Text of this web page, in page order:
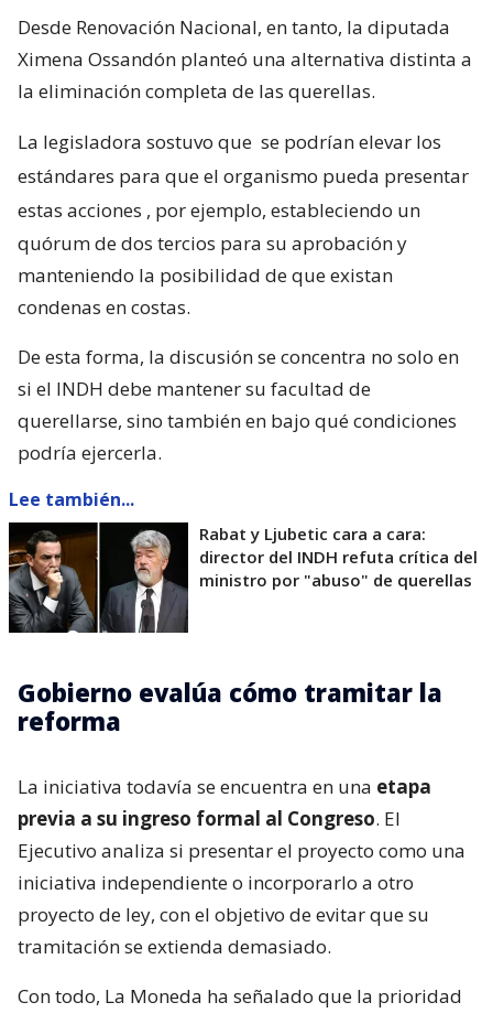
Desde Renovación Nacional, en tanto, la diputada
Ximena Ossandón planteó una alternativa distinta a
la eliminación completa de las querellas.
La legisladora sostuvo que se podrían elevar los
estándares para que el organismo pueda presentar
estas acciones , por ejemplo, estableciendo un
quórum de dos tercios para su aprobación y
manteniendo la posibilidad de que existan
condenas en costas.
De esta forma, la discusión se concentra no solo en
si el INDH debe mantener su facultad de
querellarse, sino también en bajo qué condiciones
podría ejercerla.
Lee también...
Rabat y Ljubetic cara a cara:
director del INDH refuta crítica del
ministro por "abuso" de querellas
Gobierno evalúa cómo tramitar la
reforma
La iniciativa todavía se encuentra en una etapa
previa a su ingreso formal al Congreso. El
Ejecutivo analiza si presentar el proyecto como una
iniciativa independiente o incorporarlo a otro
proyecto de ley, con el objetivo de evitar que su
tramitación se extienda demasiado.
Con todo, La Moneda ha señalado que la prioridad